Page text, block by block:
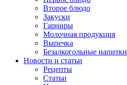
Второе блюдо
Закуски
Гарниры
Молочная продукция
Выпечка
Безалкогольные напитки
Новости и статьи
Рецепты
Статьи